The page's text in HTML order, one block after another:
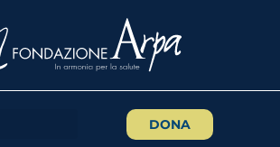
DONA
la rassegna